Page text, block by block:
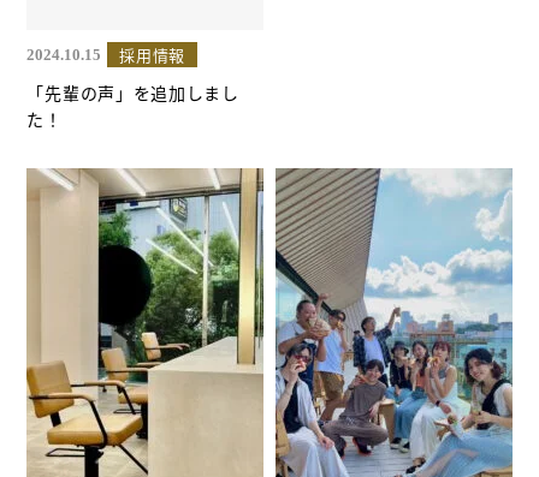
2024.10.15 採用情報
「先輩の声」を追加しまし
た！